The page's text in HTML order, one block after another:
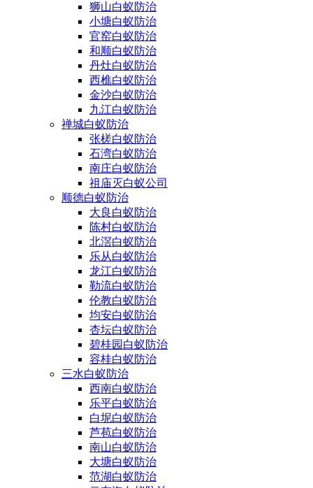
狮山白蚁防治
小塘白蚁防治
官窑白蚁防治
和顺白蚁防治
丹灶白蚁防治
西樵白蚁防治
金沙白蚁防治
九江白蚁防治
禅城白蚁防治
张槎白蚁防治
石湾白蚁防治
南庄白蚁防治
祖庙灭白蚁公司
顺德白蚁防治
大良白蚁防治
陈村白蚁防治
北滘白蚁防治
乐从白蚁防治
龙江白蚁防治
勒流白蚁防治
伦教白蚁防治
均安白蚁防治
杏坛白蚁防治
碧桂园白蚁防治
容桂白蚁防治
三水白蚁防治
西南白蚁防治
乐平白蚁防治
白坭白蚁防治
芦苞白蚁防治
南山白蚁防治
大塘白蚁防治
范湖白蚁防治